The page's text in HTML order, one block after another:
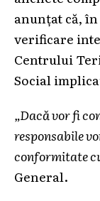
anunțat că,
verificare
Centrului
Social
„Dacă vor fi
responsabile
conformitate
General.